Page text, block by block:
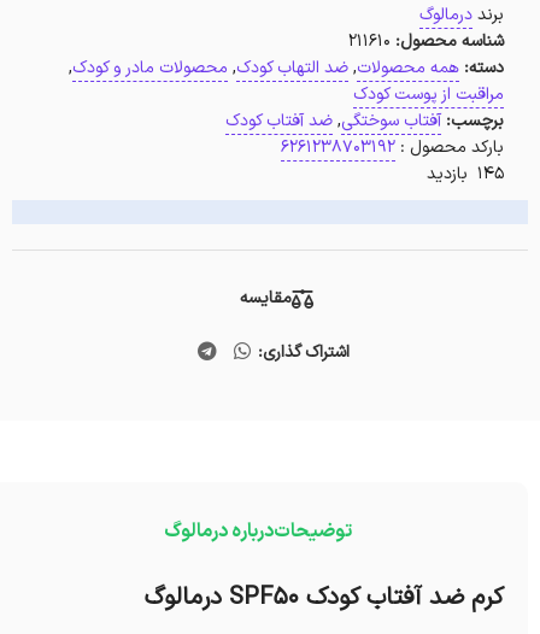
برنددرمالوگ
شناسه محصول: 211610
دسته: همه محصولات,ضد التهاب کودک, محصولات مادر و کودک,
مراقبت از پوست کودک
برچسب: آفتاب سوختگی,ضد آفتاب کودک
بارکد محصول : 6261238703192
145 بازدید
مقایسه
اشتراک گذاری:
توضیحاتدرباره درمالوگ
کرم ضد آفتاب کودک SPF50 درمالوگ